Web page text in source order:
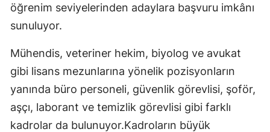
öğrenim seviyelerinden adaylara başvuru imkânı
sunuluyor.
Mühendis, veteriner hekim, biyolog ve avukat
gibi lisans mezunlarına yönelik pozisyonların
yanında büro personeli, güvenlik görevlisi, şoför,
aşçı, laborant ve temizlik görevlisi gibi farklı
kadrolar da bulunuyor.Kadroların büyük